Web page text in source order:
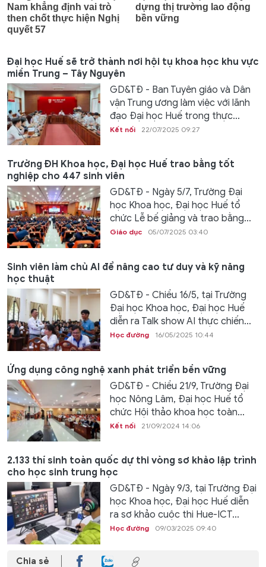
Đại học Huế sẽ trở thành nơi hội tụ khoa học khu vực
miền Trung – Tây Nguyên
GD&TĐ - Ban Tuyên giáo và Dân
vận Trung ương làm việc với lãnh
đạo Đại học Huế trong thực...
Kết nối 22/07/2025 09:27
Trường ĐH Khoa học, Đại học Huế trao bằng tốt
nghiệp cho 447 sinh viên
GD&TĐ - Ngày 5/7, Trường Đại
học Khoa học, Đại học Huế tổ
chức Lễ bế giảng và trao bằng...
Giáo dục 05/07/2025 03:40
Sinh viên làm chủ AI để nâng cao tư duy và kỹ năng
học thuật
GD&TĐ - Chiều 16/5, tại Trường
Đại học Khoa học, Đại học Huế
diễn ra Talk show AI thực chiến...
Học đường 16/05/2025 10:44
Ứng dụng công nghệ xanh phát triển bền vững
GD&TĐ - Chiều 21/9, Trường Đại
học Nông Lâm, Đại học Huế tổ
chức Hội thảo khoa học toàn...
Kết nối 21/09/2024 14:06
2.133 thí sinh toàn quốc dự thi vòng sơ khảo lập trình
cho học sinh trung học
GD&TĐ - Ngày 9/3, tại Trường Đại
học Khoa học, Đại học Huế diễn
ra sơ khảo cuộc thi Hue-ICT...
Học đường 09/03/2025 09:40
Chia sẻ